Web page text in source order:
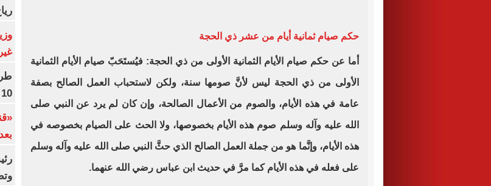
حكم صيام ثمانية أيام من عشر ذي الحجة
أما عن حكم صيام الأيام الثمانية الأولى من ذي الحجة: فيُستَحَبّ صيام الأيام الثمانية
الأولى من ذي الحجة ليس لأنَّ صومها سنة، ولكن لاستحباب العمل الصالح بصفة
عامة في هذه الأيام، والصوم من الأعمال الصالحة، وإن كان لم يرد عن النبي صلى
الله عليه وآله وسلم صوم هذه الأيام بخصوصها، ولا الحث على الصيام بخصوصه في
هذه الأيام، وإنَّما هو من جملة العمل الصالح الذي حثَّ النبي صلى الله عليه وآله وسلم
على فعله في هذه الأيام كما مرَّ في حديث ابن عباس رضي الله عنهما.
10 فى انتظار الفرعون (فيديو)